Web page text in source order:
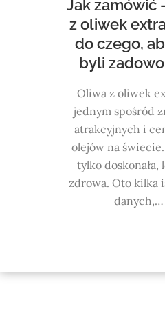
Jak zamówić
z oliwek
do czego,
byli
Oliwa z oliwek
jednym spośród
atrakcyjnych i
olejów na
tylko doskonała,
zdrowa. Oto kilka
danych,…